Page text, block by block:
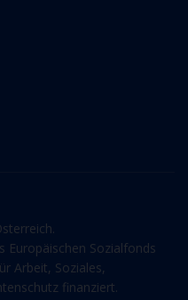
Europäischen Sozialfonds
Arbeit, Soziales,
finanziert.